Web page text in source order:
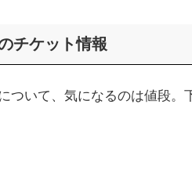
チケット情報
ついて、気になるのは値段。